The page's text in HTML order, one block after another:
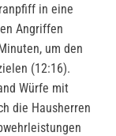
in eine
Angriffen
um den
(12:16).
Würfe mit
die Hausherren